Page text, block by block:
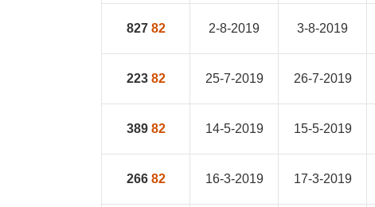
827 82 2-8-2019 3-8-2019
223 82 25-7-2019 26-7-2019
389 82 14-5-2019 15-5-2019
266 82 16-3-2019 17-3-2019